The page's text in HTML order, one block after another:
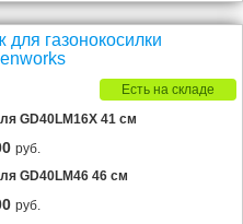
для газонокосилки
Есть на складе
GD40LM16X 41 см
руб.
GD40LM46 46 см
руб.